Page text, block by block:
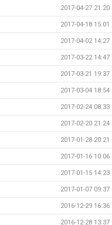
2017-04-27 21:20
2017-04-18 15:01
2017-04-02 14:27
2017-03-22 14:47
2017-03-21 19:37
2017-03-04 18:54
2017-02-24 08:33
2017-02-20 21:24
2017-01-28 20:21
2017-01-16 10:06
2017-01-15 14:23
2017-01-07 09:37
2016-12-29 16:36
2016-12-28 13:37